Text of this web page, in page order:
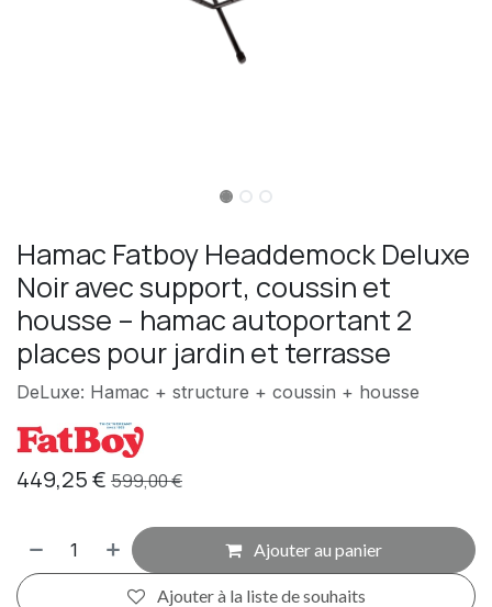
Hamac Fatboy Headdemock Deluxe
Noir avec support, coussin et
housse – hamac autoportant 2
places pour jardin et terrasse
DeLuxe: Hamac + structure + coussin + housse
449,25€ 599,00€
Ajouter au panier
Ajouter à la liste de souhaits